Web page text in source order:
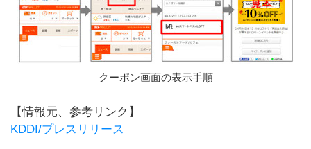
クーポン画面の表示手順
【情報元、参考リンク】
KDDI/プレスリリース